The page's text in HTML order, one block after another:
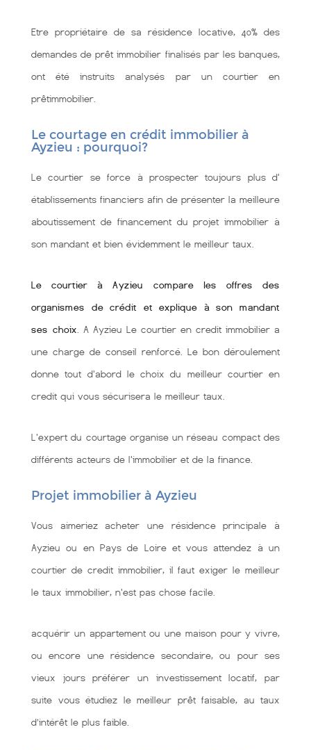
Etre propriétaire de sa résidence locative, 40% des
demandes de prêt immobilier finalisés par les banques,
ont été instruits analysés par un courtier en
prêtimmobilier.
Le courtage en crédit immobilier à
Ayzieu : pourquoi?
Le courtier se force à prospecter toujours plus d'
établissements financiers afin de présenter la meilleure
aboutissement de financement du projet immobilier à
son mandant et bien évidemment le meilleur taux.
Le courtier à Ayzieu compare les offres des
organismes de crédit et explique à son mandant
ses choix . A Ayzieu Le courtier en credit immobilier a
une charge de conseil renforcé. Le bon déroulement
donne tout d'abord le choix du meilleur courtier en
credit qui vous sécurisera le meilleur taux.
L'expert du courtage organise un réseau compact des
différents acteurs de l'immobilier et de la finance.
Projet immobilier à Ayzieu
Vous aimeriez acheter une résidence principale à
Ayzieu ou en Pays de Loire et vous attendez à un
courtier de credit immobilier, il faut exiger le meilleur
le taux immobilier, n'est pas chose facile.
acquérir un appartement ou une maison pour y vivre,
ou encore une résidence secondaire, ou pour ses
vieux jours préférer un investissement locatif, par
suite vous étudiez le meilleur prêt faisable, au taux
d’intérêt le plus faible.